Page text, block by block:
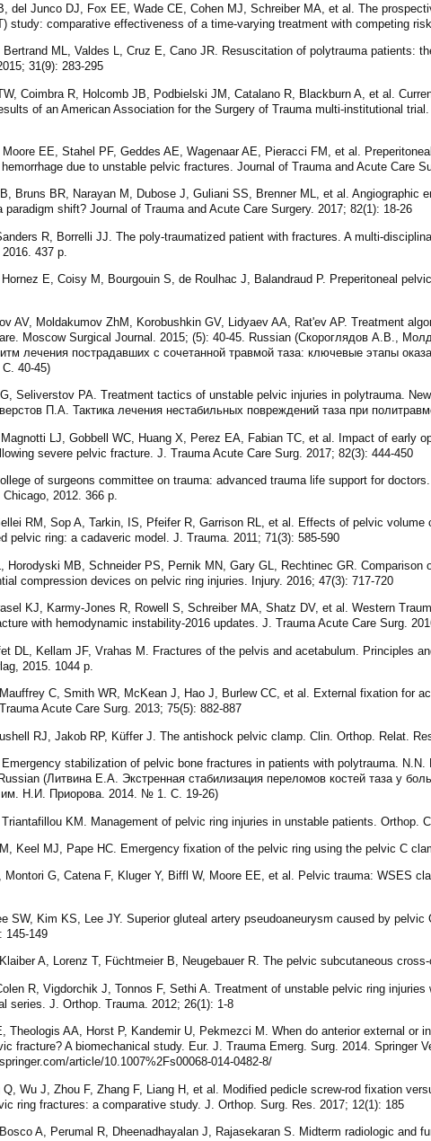
del Junco DJ, Fox EE, Wade CE, Cohen MJ, Schreiber MA, et al. The
study: comparative effectiveness of a time-varying treatment with competing
Bertrand ML, Valdes L, Cruz E, Cano JR. Resuscitation of polytrauma patients:
31(9): 283-295
Coimbra R, Holcomb JB, Podbielski JM, Catalano R, Blackburn A, et al.
of an American Association for the Surgery of Trauma multi-institutional
Moore EE, Stahel PF, Geddes AE, Wagenaar AE, Pieracci FM, et al.
due to unstable pelvic fractures. Journal of Trauma and Acute Care
Bruns BR, Narayan M, Dubose J, Guliani SS, Brenner ML, et al. Angiographic
paradigm shift? Journal of Trauma and Acute Care Surgery. 2017; 82(1): 18-26
R, Borrelli JJ. The poly-traumatized patient with fractures. A multi-
437 p.
Hornez E, Coisy M, Bourgouin S, de Roulhac J, Balandraud P. Preperitoneal
AV, Moldakumov ZhM, Korobushkin GV, Lidyaev AA, Rat'ev AP. Treatment
Moscow Surgical Journal. 2015; (5): 40-45. Russian (Скороглядов А.В.,
лечения пострадавших с сочетанной травмой таза: ключевые этапы
40-45)
Seliverstov PA. Treatment tactics of unstable pelvic injuries in polytrauma.
П.А. Тактика лечения нестабильных повреждений таза при
LJ, Gobbell WC, Huang X, Perez EA, Fabian TC, et al. Impact of early
severe pelvic fracture. J. Trauma Acute Care Surg. 2017; 82(3): 444-450
of surgeons committee on trauma: advanced trauma life support for
2012. 366 p.
RM, Sop A, Tarkin, IS, Pfeifer R, Garrison RL, et al. Effects of pelvic volume
pelvic ring: a cadaveric model. J. Trauma. 2011; 71(3): 585-590
Horodyski MB, Schneider PS, Pernik MN, Gary GL, Rechtinec GR.
compression devices on pelvic ring injuries. Injury. 2016; 47(3): 717-720
KJ, Karmy-Jones R, Rowell S, Schreiber MA, Shatz DV, et al. Western
with hemodynamic instability-2016 updates. J. Trauma Acute Care Surg.
DL, Kellam JF, Vrahas M. Fractures of the pelvis and acetabulum. Principles
2015. 1044 p.
C, Smith WR, McKean J, Hao J, Burlew CC, et al. External fixation for
Acute Care Surg. 2013; 75(5): 882-887
RJ, Jakob RP, Küffer J. The antishock pelvic clamp. Clin. Orthop. Relat.
stabilization of pelvic bone fractures in patients with polytrauma.
(Литвина Е.А. Экстренная стабилизация переломов костей таза у
им. Н.И. Приорова. 2014. № 1. C. 19-26)
KM. Management of pelvic ring injuries in unstable patients. Orthop.
Keel MJ, Pape HC. Emergency fixation of the pelvic ring using the pelvic C
Montori G, Catena F, Kluger Y, Biffl W, Moore EE, et al. Pelvic trauma: WSES
SW, Kim KS, Lee JY. Superior gluteal artery pseudoaneurysm caused by
145-149
A, Lorenz T, Füchtmeier B, Neugebauer R. The pelvic subcutaneous
R, Vigdorchik J, Tonnos F, Sethi A. Treatment of unstable pelvic ring
series. J. Orthop. Trauma. 2012; 26(1): 1-8
Theologis AA, Horst P, Kandemir U, Pekmezci M. When do anterior external or
fracture? A biomechanical study. Eur. J. Trauma Emerg. Surg. 2014. Springer
article/10.1007%2Fs00068-014-0482-8/
Q, Wu J, Zhou F, Zhang F, Liang H, et al. Modified pedicle screw-rod fixation
ring fractures: a comparative study. J. Orthop. Surg. Res. 2017; 12(1): 185
A, Perumal R, Dheenadhayalan J, Rajasekaran S. Midterm radiologic and